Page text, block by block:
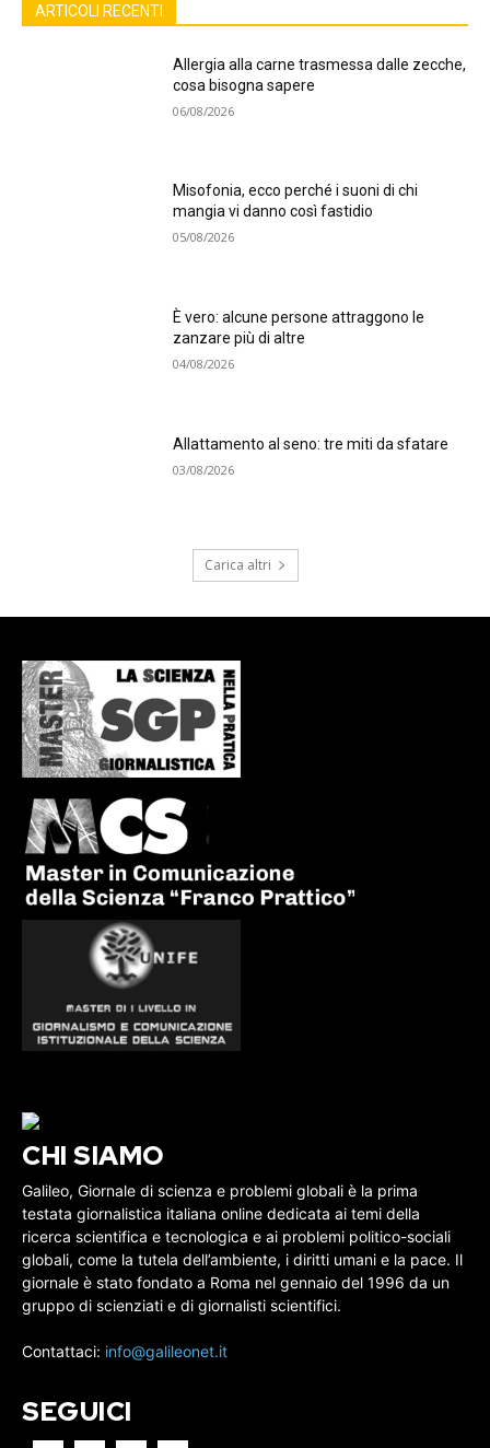
ARTICOLI RECENTI
Allergia alla carne trasmessa dalle zecche,
cosa bisogna sapere
06/08/2026
Misofonia, ecco perché i suoni di chi
mangia vi danno così fastidio
05/08/2026
È vero: alcune persone attraggono le
zanzare più di altre
04/08/2026
Allattamento al seno: tre miti da sfatare
03/08/2026
Carica altri
CHI SIAMO
Galileo, Giornale di scienza e problemi globali è la prima
testata giornalistica italiana online dedicata ai temi della
ricerca scientifica e tecnologica e ai problemi politico-sociali
globali, come la tutela dell’ambiente, i diritti umani e la pace. Il
giornale è stato fondato a Roma nel gennaio del 1996 da un
gruppo di scienziati e di giornalisti scientifici.
Contattaci: info@galileonet.it
SEGUICI